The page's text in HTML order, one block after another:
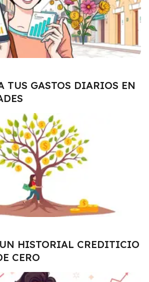
TUS GASTOS DIARIOS EN
HISTORIAL CREDITICIO
CERO